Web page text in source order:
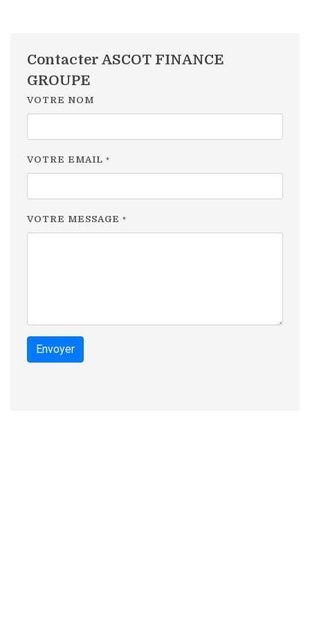
Contacter ASCOT FINANCE
GROUPE
VOTRE NOM
VOTRE EMAIL *
VOTRE MESSAGE *
Envoyer